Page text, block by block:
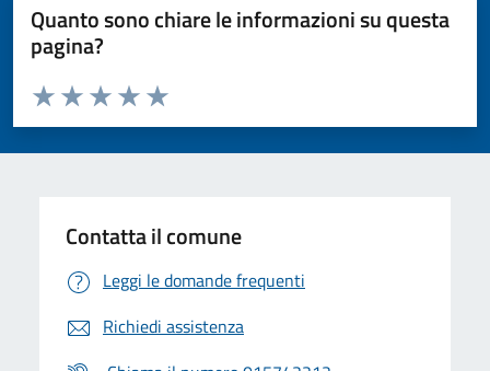
Quanto sono chiare le informazioni su questa
pagina?
Valuta da 1 a 5 stelle la pagina
Valuta 5 stelle su 5
Valuta 4 stelle su 5
Valuta 3 stelle su 5
Valuta 2 stelle su 5
Valuta 1 stelle su 5
Contatta il comune
Leggi le domande frequenti
Richiedi assistenza